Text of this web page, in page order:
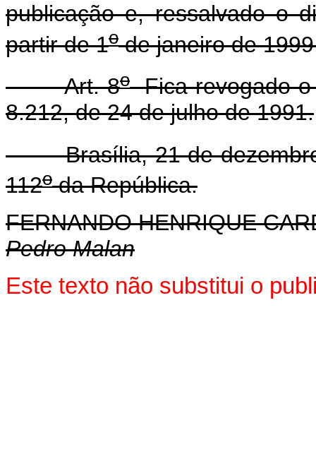
publicação e, ressalvado o
partir de 1ode janeiro de
Art. 8oFica revogado o
8.212, de 24 de julho de 1991.
Brasília, 21 de dezembro
112oda República.
FERNANDO HENRIQUE
Pedro Malan
Este texto não substitui o